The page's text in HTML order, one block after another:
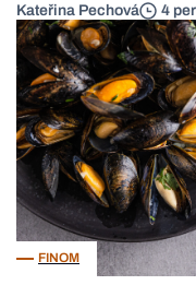
Kateřina Pechová 4
FINOM